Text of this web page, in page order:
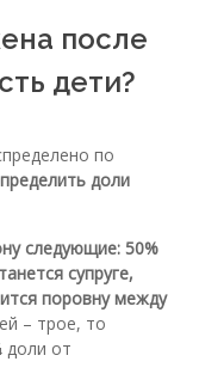
после
дети?
по
доли
следующие: 50%
супруге,
поровну между
– трое, то
доли от